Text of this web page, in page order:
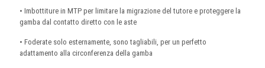
• Imbottiture in MTP per limitare la migrazione del tutore e proteggere la
gamba dal contatto diretto con le aste
• Foderate solo esternamente, sono tagliabili, per un perfetto
adattamento alla circonferenza della gamba